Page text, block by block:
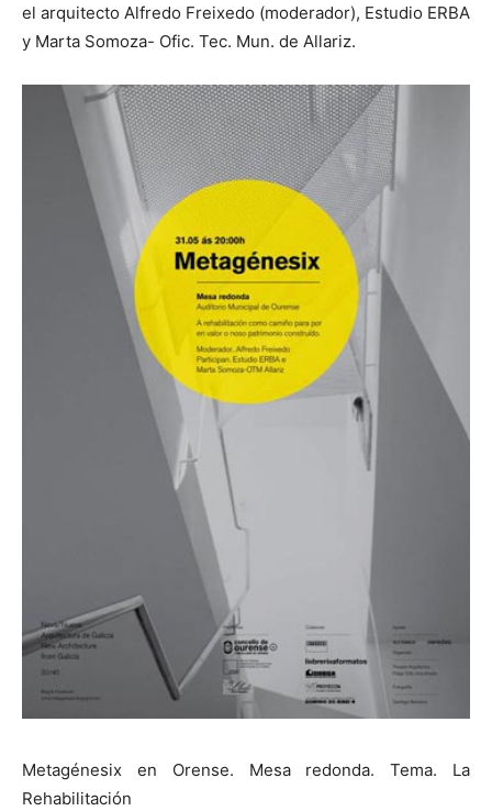
el arquitecto Alfredo Freixedo (moderador), Estudio ERBA
y Marta Somoza- Ofic. Tec. Mun. de Allariz.
Metagénesix en Orense. Mesa redonda. Tema. La
Rehabilitación